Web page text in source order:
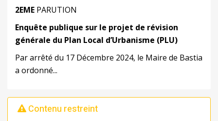
2EME PARUTION
Enquête publique sur le projet de révision
générale du Plan Local d’Urbanisme (PLU)
Par arrêté du 17 Décembre 2024, le Maire de Bastia
a ordonné...
Contenu restreint